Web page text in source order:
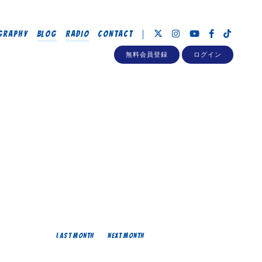
BLOG RADIO CONTACT
無料会員登録 ログイン
LAST MONTH NEXT MONTH